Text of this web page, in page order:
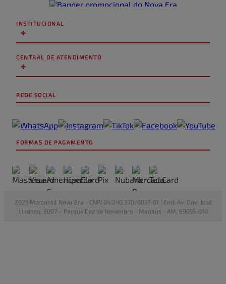
Avalie o produto de 1 a 5 estrelas
★★
Endereço de email
Escreva uma avaliação
INSTITUCIONAL
+
CENTRAL DE ATENDIMENTO
+
REDE SOCIAL
FORMAS DE PAGAMENTO
2025 Mercantil Nova Era - CNPJ 04.240.370/0057-01 | End: Av. Gov. José
Lindoso, 3007 – Parque Dez de Novembro - Manaus - AM, 69055-010